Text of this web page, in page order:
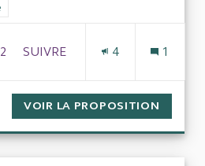
catégorie : CRC Pays-de-la-Loire
2 2 ABONNÉS
SUIVRE
4 1
VOIR LA PROPOSITION